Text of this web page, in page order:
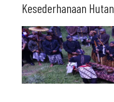
Kesederhanaan Hutan